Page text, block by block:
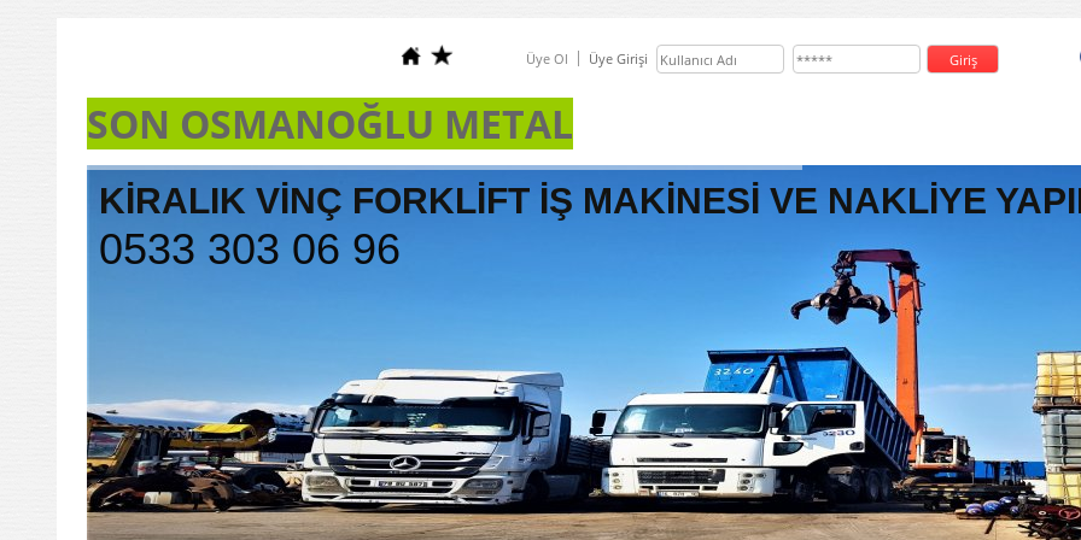
Üye Ol Üye Girişi
SON OSMANOĞLU METAL
KİRALIK VİNÇ FORKLİFT İŞ MAKİNESİ VE NAKLİYE
0533 303 06 96